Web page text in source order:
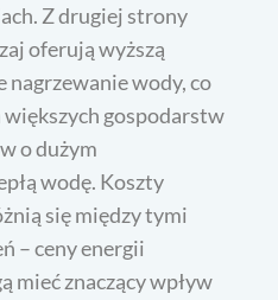
Z drugiej strony
oferują wyższą
nagrzewanie wody, co
większych gospodarstw
o dużym
wodę. Koszty
się między tymi
– ceny energii
mieć znaczący wpływ